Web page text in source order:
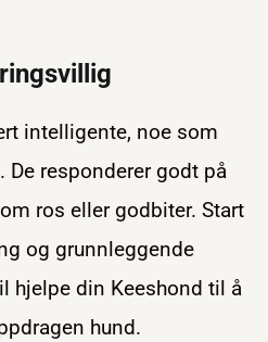
intelligente, noe som
De responderer godt på
ros eller godbiter. Start
og grunnleggende
hjelpe din Keeshond til å
hund.